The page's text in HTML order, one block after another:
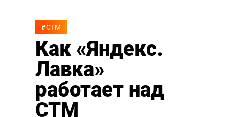
#СТМ
Как «Яндекс.
Лавка»
работает над
СТМ